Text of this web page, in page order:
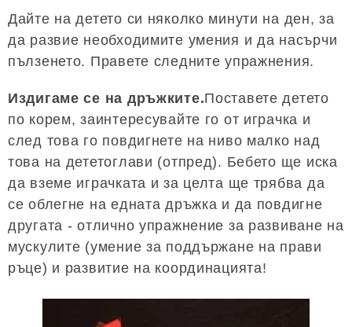
Дайте на детето си няколко минути на ден, за
да развие необходимите умения и да насърчи
пълзенето. Правете следните упражнения.
Издигаме се на дръжките.Поставете детето
по корем, заинтересувайте го от играчка и
след това го повдигнете на ниво малко над
това на дететоглави (отпред). Бебето ще иска
да вземе играчката и за целта ще трябва да
се облегне на едната дръжка и да повдигне
другата - отлично упражнение за развиване на
мускулите (умение за поддържане на прави
ръце) и развитие на координацията!